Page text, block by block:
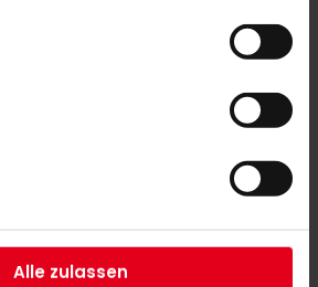
Alle zulassen
seid ihr immer auf den neuesten Stand
rund um unseren Shop